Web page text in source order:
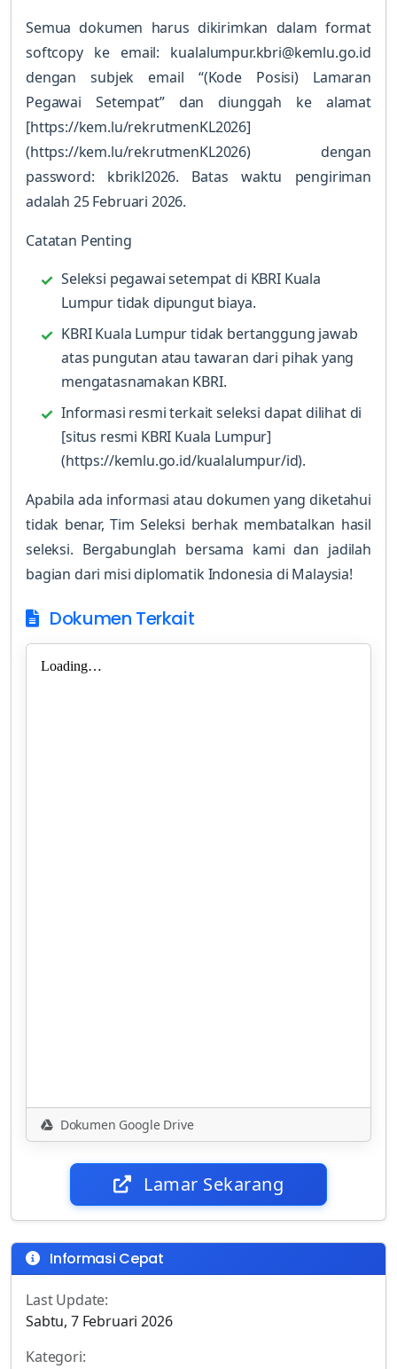
Semua dokumen harus dikirimkan dalam format
softcopy ke email: kualalumpur.kbri@kemlu.go.id
dengan subjek email “(Kode Posisi) Lamaran
Pegawai Setempat” dan diunggah ke alamat
[https://kem.lu/rekrutmenKL2026]
(https://kem.lu/rekrutmenKL2026) dengan
password: kbrikl2026. Batas waktu pengiriman
adalah 25 Februari 2026.
Catatan Penting
Seleksi pegawai setempat di KBRI Kuala
Lumpur tidak dipungut biaya.
KBRI Kuala Lumpur tidak bertanggung jawab
atas pungutan atau tawaran dari pihak yang
mengatasnamakan KBRI.
Informasi resmi terkait seleksi dapat dilihat di
[situs resmi KBRI Kuala Lumpur]
(https://kemlu.go.id/kualalumpur/id).
Apabila ada informasi atau dokumen yang diketahui
tidak benar, Tim Seleksi berhak membatalkan hasil
seleksi. Bergabunglah bersama kami dan jadilah
bagian dari misi diplomatik Indonesia di Malaysia!
Dokumen Terkait
Dokumen Google Drive
Lamar Sekarang
Informasi Cepat
Last Update:
Sabtu, 7 Februari 2026
Kategori: